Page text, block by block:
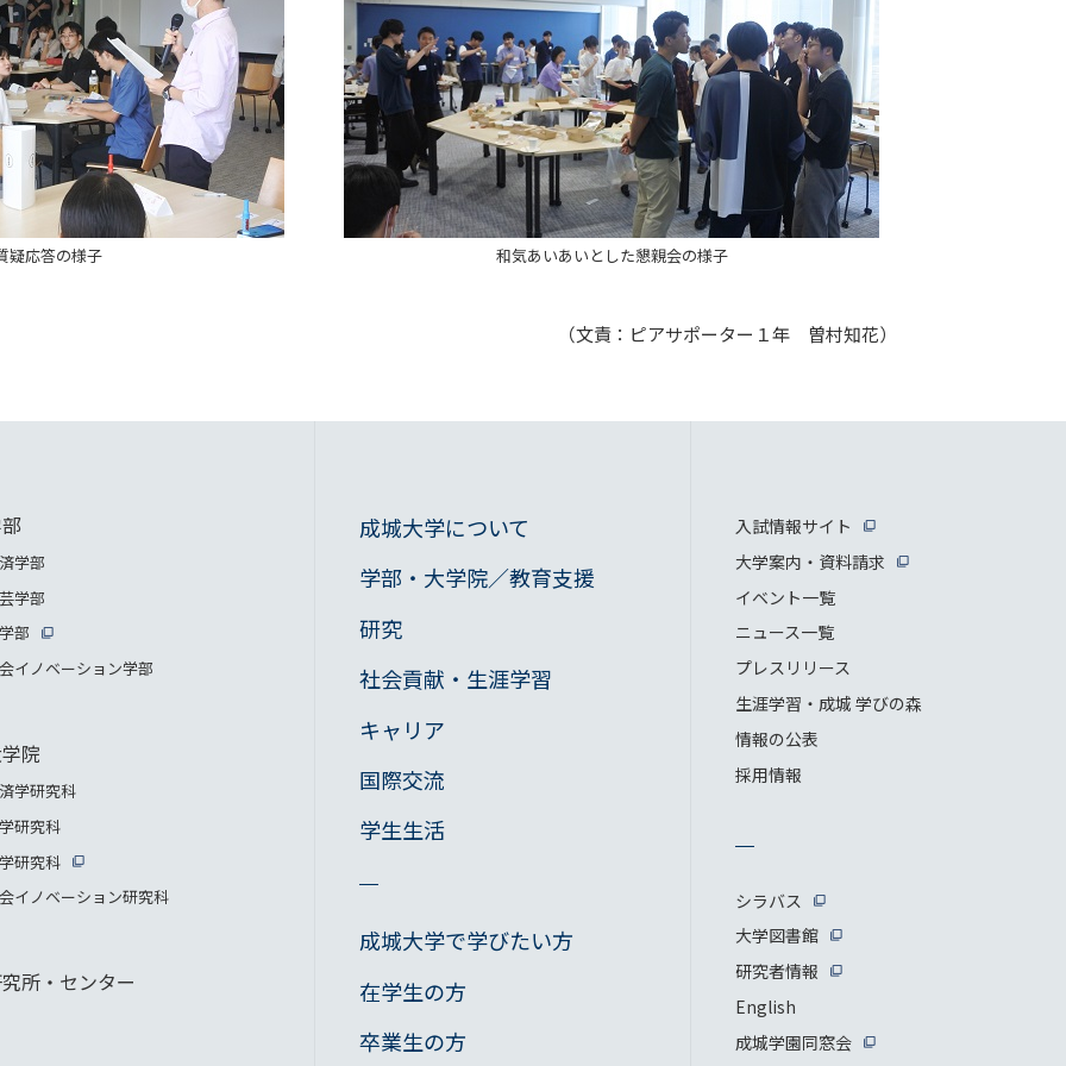
疑応答の様子 和気あいあいとした懇親会の様子
（文責：ピアサポーター１年 曽村知花）
学部
学部
部
イノベーション学部
院
学研究科
研究科
研究科
イノベーション研究科
所・センター
成城大学について
学部・大学院／教育支援
研究
社会貢献・生涯学習
キャリア
国際交流
学生生活
成城大学で学びたい方
在学生の方
卒業生の方
入試情報サイト
大学案内・資料請求
イベント一覧
ニュース一覧
プレスリリース
生涯学習・成城 学びの森
情報の公表
採用情報
シラバス
大学図書館
研究者情報
English
成城学園同窓会